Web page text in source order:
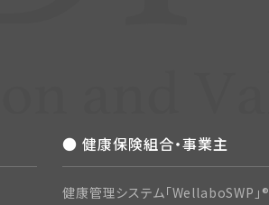
● 健康保険組合・事業主
健康管理システム「WellaboSWP」®